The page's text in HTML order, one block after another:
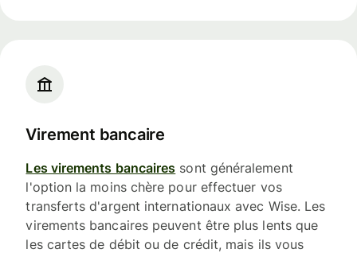
Virement bancaire
Les virements bancaires sont généralement
l'option la moins chère pour effectuer vos
transferts d'argent internationaux avec Wise. Les
virements bancaires peuvent être plus lents que
les cartes de débit ou de crédit, mais ils vous